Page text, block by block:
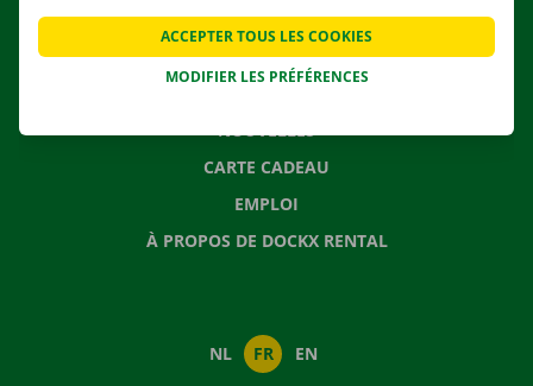
CONTACTEZ NOUS
NOUVELLES
CARTE CADEAU
EMPLOI
À PROPOS DE DOCKX RENTAL
NL FR EN
MODIFIER LES PRÉFÉRENCES
ACCEPTER TOUS LES COOKIES